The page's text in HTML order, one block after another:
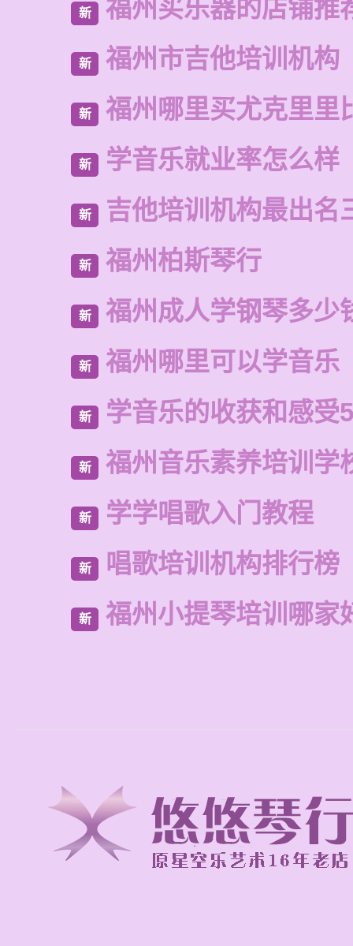
新 福州买乐器的店铺推
新 福州市吉他培训机构
新 福州哪里买尤克里里
新 学音乐就业率怎么样
新 吉他培训机构最出名
新 福州柏斯琴行
新 福州成人学钢琴多少
新 福州哪里可以学音乐
新 学音乐的收获和感受
新 福州音乐素养培训学
新 学学唱歌入门教程
新 唱歌培训机构排行榜
新 福州小提琴培训哪家